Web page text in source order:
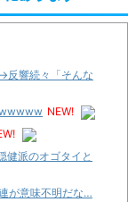
反響続々「そんな
wwwww NEW!
健派のオゴタイと
が意味不明だな…